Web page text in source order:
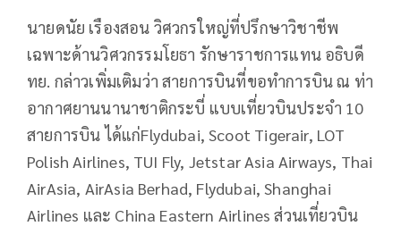
นายดนัย เรืองสอน วิศวกรใหญ่ที่ปรึกษาวิชาชีพ
เฉพาะด้านวิศวกรรมโยธา รักษาราชการแทน อธิบดี
ทย. กล่าวเพิ่มเติมว่า สายการบินที่ขอทำการบิน ณ ท่า
อากาศยานนานาชาติกระบี่ แบบเที่ยวบินประจำ 10
สายการบิน ได้แก่Flydubai, Scoot Tigerair, LOT
Polish Airlines, TUI Fly, Jetstar Asia Airways, Thai
AirAsia, AirAsia Berhad, Flydubai, Shanghai
Airlines และ China Eastern Airlines ส่วนเที่ยวบิน